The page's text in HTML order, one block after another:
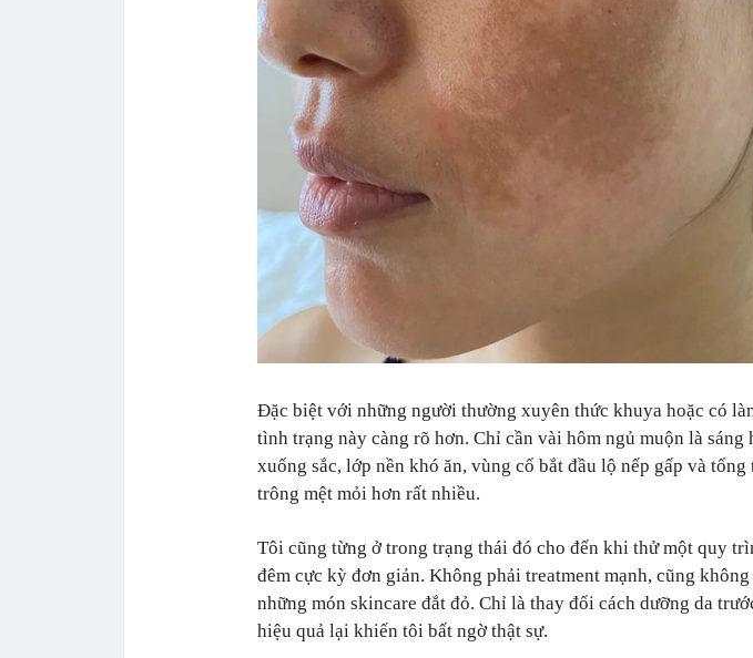
Đặc biệt với những người thường xuyên thức khuya hoặc có
tình trạng này càng rõ hơn. Chỉ cần vài hôm ngủ muộn là sáng
xuống sắc, lớp nền khó ăn, vùng cổ bắt đầu lộ nếp gấp và tổng
trông mệt mỏi hơn rất nhiều.
Tôi cũng từng ở trong trạng thái đó cho đến khi thử một quy
đêm cực kỳ đơn giản. Không phải treatment mạnh, cũng không
những món skincare đắt đỏ. Chỉ là thay đổi cách dưỡng da
hiệu quả lại khiến tôi bất ngờ thật sự.